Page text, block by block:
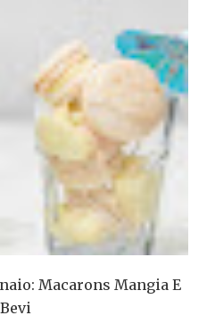
Macarons Mangia E
Bevi